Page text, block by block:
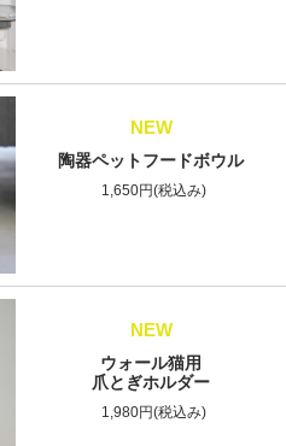
NEW
陶器ペットフードボウル
1,650円(税込み)
NEW
ウォール猫用
爪とぎホルダー
1,980円(税込み)